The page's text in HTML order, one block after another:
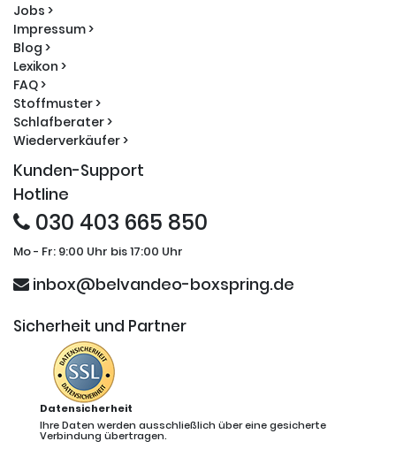
Jobs >
Impressum >
Blog >
Lexikon >
FAQ >
Stoffmuster >
Schlafberater >
Wiederverkäufer >
Kunden-Support
Hotline
030 403 665 850
Mo - Fr: 9:00 Uhr bis 17:00 Uhr
inbox@belvandeo-boxspring.de
Sicherheit und Partner
Datensicherheit
Ihre Daten werden ausschließlich über eine gesicherte
Verbindung übertragen.